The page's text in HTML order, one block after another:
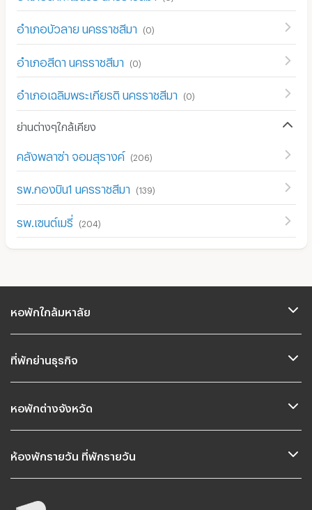
อำเภอบัวลาย นครราชสีมา (0)
อำเภอสีดา นครราชสีมา (0)
อำเภอเฉลิมพระเกียรติ นครราชสีมา (0)
ย่านต่างๆใกล้เคียง
คลังพลาซ่า จอมสุรางค์ (206)
รพ.กองบิน1 นครราชสีมา (139)
รพ.เซนต์เมรี่ (204 )
หอพักใกล้มหาลัย
ที่พักย่านธุรกิจ
หอพักต่างจังหวัด
ห้องพักรายวัน ที่พักรายวัน